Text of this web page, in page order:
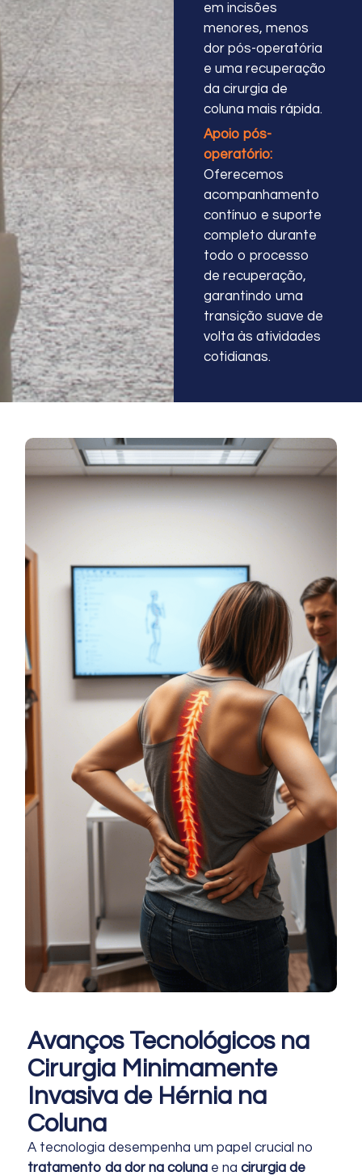
em incisões
menores, menos
dor pós-operatória
e uma recuperação
da cirurgia de
coluna mais rápida.
Apoio pós-
operatório:
Oferecemos
acompanhamento
contínuo e suporte
completo durante
todo o processo
de recuperação,
garantindo uma
transição suave de
volta às atividades
cotidianas.
Avanços Tecnológicos na
Cirurgia Minimamente
Invasiva de Hérnia na
Coluna
A tecnologia desempenha um papel crucial no
tratamento da dor na coluna e na cirurgia de